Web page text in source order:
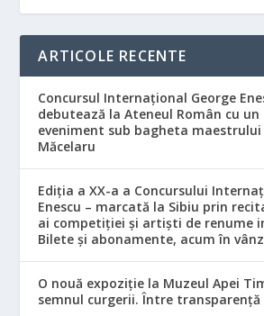
ARTICOLE RECENTE
Concursul Internațional George
debutează la Ateneul Român cu
eveniment sub bagheta
Măcelaru
Ediția a XX-a a Concursului
Enescu – marcată la Sibiu prin
ai competiției și artiști de renume
Bilete și abonamente, acum în
O nouă expoziție la Muzeul Apei
semnul curgerii. Între transparență